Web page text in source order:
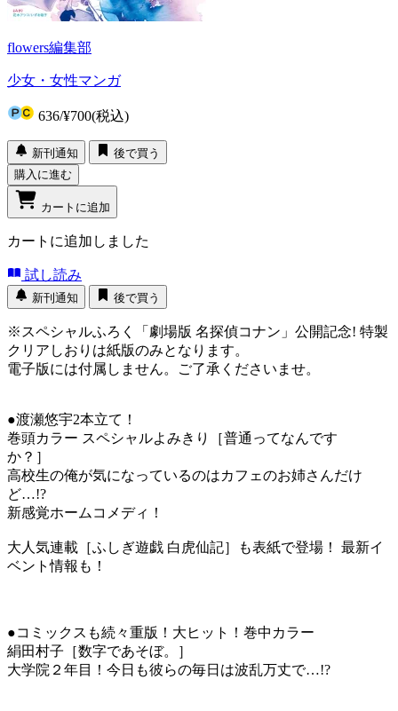
flowers編集部
少女・女性マンガ
636/¥700(税込)
新刊通知
後で買う
購入に進む
カートに追加
カートに追加しました
試し読み
新刊通知 後で買う
※スペシャルふろく「劇場版 名探偵コナン」公開記念! 特製
クリアしおりは紙版のみとなります。
電子版には付属しません。ご了承くださいませ。
●渡瀬悠宇2本立て！
巻頭カラー スペシャルよみきり［普通ってなんです
か？］
高校生の俺が気になっているのはカフェのお姉さんだけ
ど…!?
新感覚ホームコメディ！
大人気連載［ふしぎ遊戯 白虎仙記］も表紙で登場！ 最新イ
ベント情報も！
●コミックスも続々重版！大ヒット！巻中カラー
絹田村子［数字であそぼ。］
大学院２年目！今日も彼らの毎日は波乱万丈で…!?